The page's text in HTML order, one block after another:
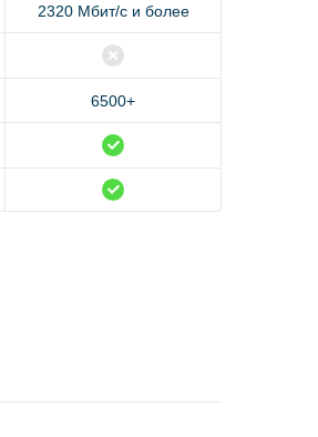
2320 Мбит/с и более
6500+